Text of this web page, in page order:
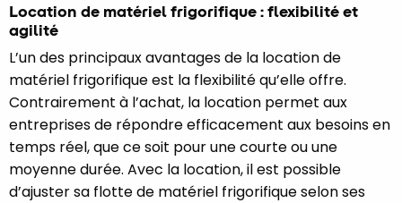
Location de matériel frigorifique : flexibilité et
agilité
L’un des principaux avantages de la location de
matériel frigorifique est la flexibilité qu’elle offre.
Contrairement à l’achat, la location permet aux
entreprises de répondre efficacement aux besoins en
temps réel, que ce soit pour une courte ou une
moyenne durée. Avec la location, il est possible
d’ajuster sa flotte de matériel frigorifique selon ses